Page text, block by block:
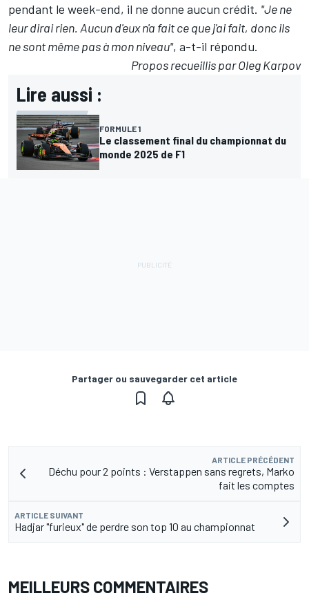
pendant le week-end, il ne donne aucun crédit. "Je ne
leur dirai rien. Aucun d'eux n'a fait ce que j'ai fait, donc ils
ne sont même pas à mon niveau", a-t-il répondu.
Propos recueillis par Oleg Karpov
Lire aussi :
FORMULE 1
Le classement final du championnat du
monde 2025 de F1
Partager ou sauvegarder cet article
ARTICLE PRÉCÉDENT
Déchu pour 2 points : Verstappen sans regrets, Marko
fait les comptes
ARTICLE SUIVANT
Hadjar "furieux" de perdre son top 10 au championnat
MEILLEURS COMMENTAIRES